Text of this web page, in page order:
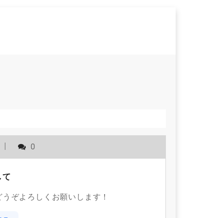
0
ぞよろしくお願いします！